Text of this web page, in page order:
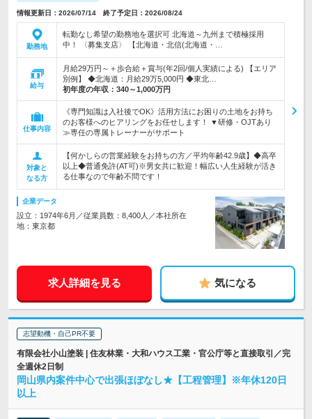
情報更新日：2026/07/14 終了予定日：2026/08/24
勤務地
転勤なし希望の勤務地を選択可 北海道～九州まで積極採用
中！ 〈募集支店〉 【北海道・北信(北海道・…
給与
月給29万円～＋歩合給＋賞与(年2回/個人実績による) 【エリア
別例】 ◆北海道：月給29万5,000円 ◆東北…
初年度の年収： 340～1,000万円
仕事内容
《専門知識は入社後でOK》活用方法にお困りの土地をお持ち
のお客様へのヒアリングをお任せします！ ▼研修・OJTあり
≫専任の専属トレーナーがサポート
対象と
なる方
【何かしらの営業経験をお持ちの方／平均年齢42.9歳】◆高卒
以上◆普通免許(AT可)※男女共に歓迎！幅広い人生経験が活き
る仕事なので年齢不問です！
企業データ
設立：1974年6月／従業員数：8,400人／本社所在
地：東京都
求人詳細を見る 気になる
志望動機・自己PR不要
有限会社小山塗装 | 住友林業・大和ハウス工業・官公庁等と直接取引／完
全週休2日制
岡山県内案件中心で出張ほぼなし★【工程管理】※年休120日
以上